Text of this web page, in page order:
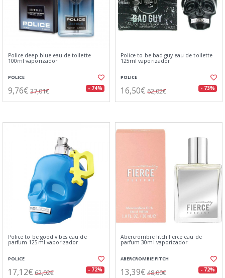
Police deep blue eau de toilette
100ml vaporizador
POLICE
9,76€ 37,01€ - 74%
Police to be bad guy eau de toilette
125ml vaporizador
POLICE
16,50€ 62,02€ - 73%
Police to be good vibes eau de
parfum 125ml vaporizador
POLICE
17,12€ 62,02€ - 72%
Abercrombie fitch fierce eau de
parfum 30ml vaporizador
ABERCROMBIE FITCH
13,39€ 48,00€ - 72%